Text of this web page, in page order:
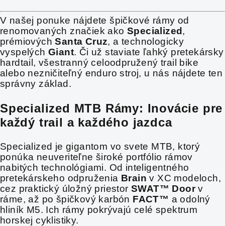
V našej ponuke nájdete špičkové rámy od
renomovaných značiek ako Specialized ,
prémiovýchSanta Cruz, a technologicky
vyspelýchGiant. Či už staviate ľahký pretekársky
hardtail, všestranný celoodpružený trail bike
alebo nezničiteľný enduro stroj, u nás nájdete ten
správny základ.
Specialized MTB Rámy: Inovácie pre
každý trail a každého jazdca
Specialized je gigantom vo svete MTB, ktorý
ponúka neuveriteľne široké portfólio rámov
nabitých technológiami. Od inteligentného
pretekárskeho odpruženia Brain v XC modeloch,
cez praktický úložný priestor SWAT™ Doorv
ráme, až po špičkový karbón FACT™ a odolný
hliník M5. Ich rámy pokrývajú celé spektrum
horskej cyklistiky.